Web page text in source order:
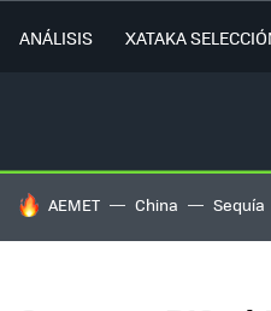
ANÁLISIS XATAKA
HOY SE HABLA DE
AEMET China Sequía